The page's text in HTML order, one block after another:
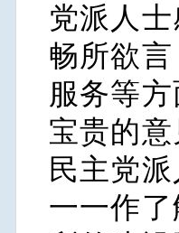
党派人
畅所欲
服务等
宝贵的
民主党
一一作